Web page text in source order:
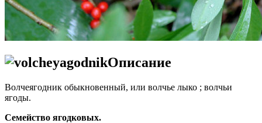
Описание
Волчеягодник обыкновенный, или волчье лыко ; волчьи
ягоды.
Семейство ягодковых.